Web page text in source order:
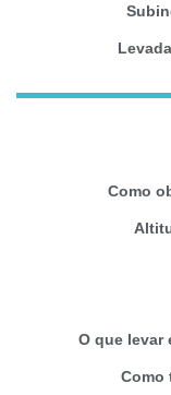
Como
O que levar
Como